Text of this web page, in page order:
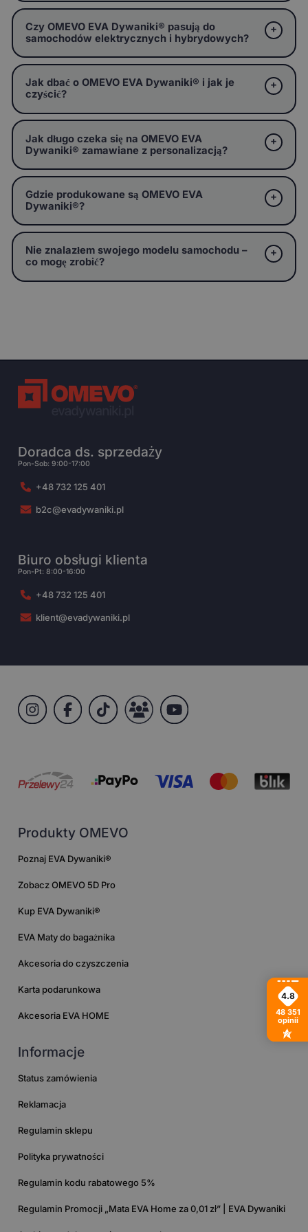
Czy OMEVO EVA Dywaniki® pasują do
samochodów elektrycznych i hybrydowych?
Jak dbać o OMEVO EVA Dywaniki® i jak je
czyścić?
Jak długo czeka się na OMEVO EVA
Dywaniki® zamawiane z personalizacją?
Gdzie produkowane są OMEVO EVA
Dywaniki®?
Nie znalazłem swojego modelu samochodu –
co mogę zrobić?
Doradca ds. sprzedaży
Pon-Sob: 9:00-17:00
+48 732 125 401
b2c@evadywaniki.pl
Biuro obsługi klienta
Pon-Pt: 8:00-16:00
+48 732 125 401
klient@evadywaniki.pl
Produkty OMEVO
Poznaj EVA Dywaniki®
Zobacz OMEVO 5D Pro
Kup EVA Dywaniki®
EVA Maty do bagażnika
Akcesoria do czyszczenia
Karta podarunkowa
Akcesoria EVA HOME
Informacje
Status zamówienia
Reklamacja
Regulamin sklepu
Polityka prywatności
Regulamin kodu rabatowego 5%
Regulamin Promocji „Mata EVA Home za 0,01 zł” | EVA Dywaniki
4.8
48 351
opinii